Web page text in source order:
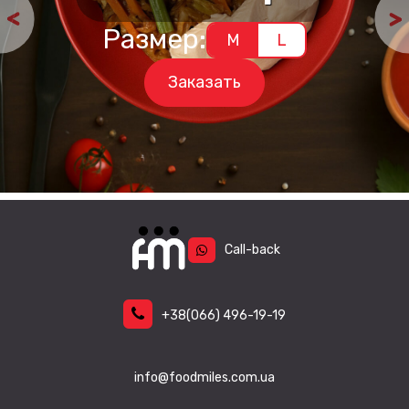
цена
257 грн.
цена:
223 грн.
Размер: M L
Заказать
Этот
товар
имеет
несколько
вариаций.
Опции
можно
на
странице
товара.
Call-back
+38(066) 496-19-19
info@foodmiles.com.ua